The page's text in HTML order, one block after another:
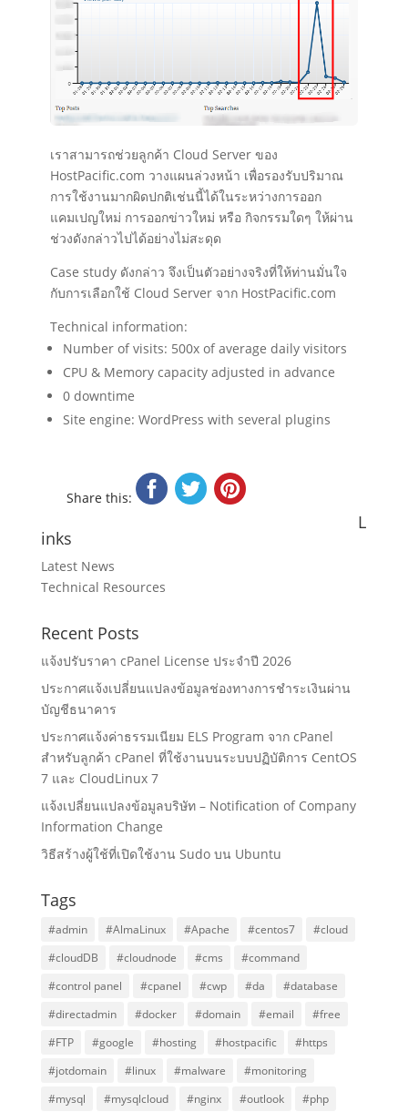
เราสามารถช่วยลูกค้า Cloud Server ของ
HostPacific.com วางแผนล่วงหน้า เพื่อรองรับปริมาณ
การใช้งานมากผิดปกติเช่นนี้ได้ในระหว่างการออก
แคมเปญใหม่ การออกข่าวใหม่ หรือ กิจกรรมใดๆ ให้ผ่าน
ช่วงดังกล่าวไปได้อย่างไม่สะดุด
Case study ดังกล่าว จึงเป็นตัวอย่างจริงที่ให้ท่านมั่นใจ
กับการเลือกใช้ Cloud Server จาก HostPacific.com
Technical information:
Number of visits: 500x of average daily visitors
CPU & Memory capacity adjusted in advance
0 downtime
Site engine: WordPress with several plugins
Share this:
L
inks
Latest News
Technical Resources
Recent Posts
แจ้งปรับราคา cPanel License ประจำปี 2026
ประกาศแจ้งเปลี่ยนแปลงข้อมูลช่องทางการชำระเงินผ่าน
บัญชีธนาคาร
ประกาศแจ้งค่าธรรมเนียม ELS Program จาก cPanel
สำหรับลูกค้า cPanel ที่ใช้งานบนระบบปฏิบัติการ CentOS
7 และ CloudLinux 7
แจ้งเปลี่ยนแปลงข้อมูลบริษัท – Notification of Company
Information Change
วิธีสร้างผู้ใช้ที่เปิดใช้งาน Sudo บน Ubuntu
Tags
#admin #AlmaLinux #Apache #centos7
#cloud
#cloudDB
#cloudnode #cms
#command
#control panel
#cpanel #cwp #da
#database
#directadmin
#docker #domain #email
#free
#FTP
#google #hosting #hostpacific
#https
#jotdomain
#linux #malware
#monitoring
#mysql
#mysqlcloud #nginx #outlook #php